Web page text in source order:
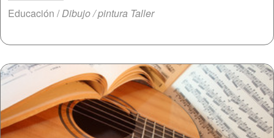
Educación /Dibujo / pintura Taller